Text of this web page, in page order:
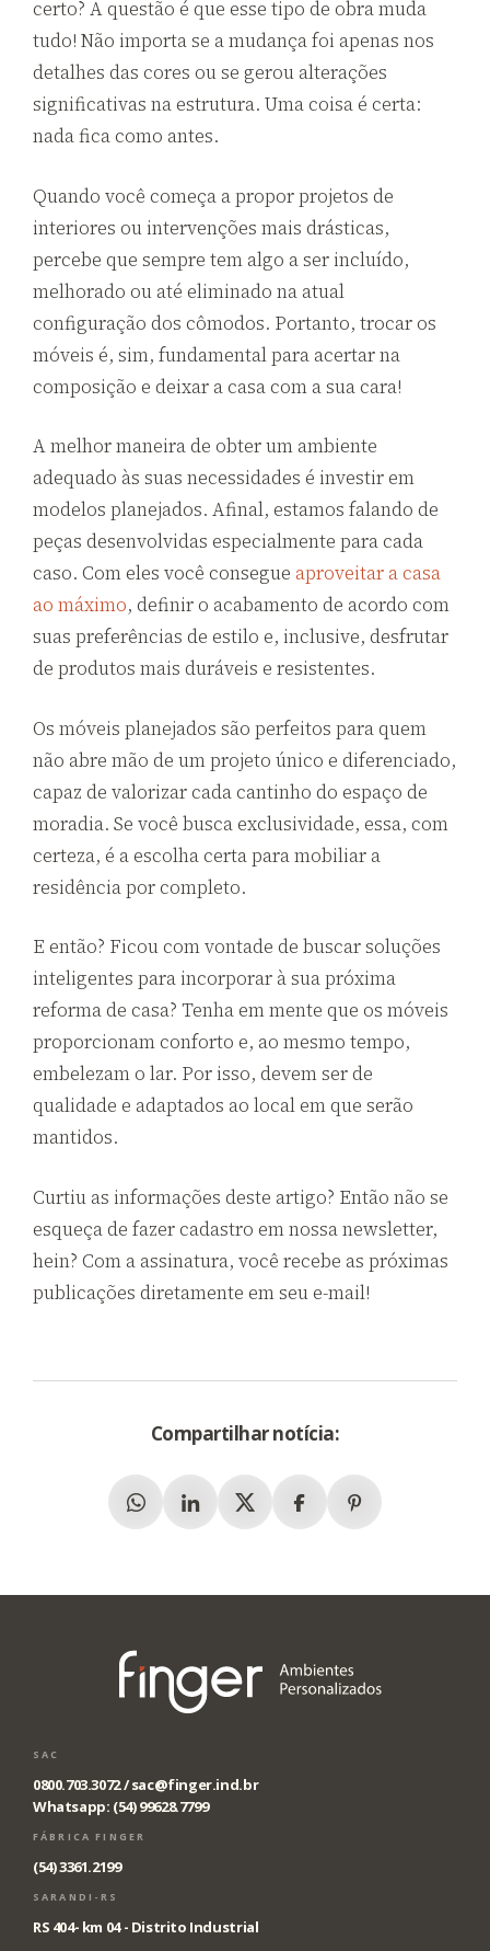
certo? A questão é que esse tipo de obra muda
tudo! Não importa se a mudança foi apenas nos
detalhes das cores ou se gerou alterações
significativas na estrutura. Uma coisa é certa:
nada fica como antes.
Quando você começa a propor projetos de
interiores ou intervenções mais drásticas,
percebe que sempre tem algo a ser incluído,
melhorado ou até eliminado na atual
configuração dos cômodos. Portanto, trocar os
móveis é, sim, fundamental para acertar na
composição e deixar a casa com a sua cara!
A melhor maneira de obter um ambiente
adequado às suas necessidades é investir em
modelos planejados. Afinal, estamos falando de
peças desenvolvidas especialmente para cada
caso. Com eles você consegue aproveitar a casa
ao máximo, definir o acabamento de acordo com
suas preferências de estilo e, inclusive, desfrutar
de produtos mais duráveis e resistentes.
Os móveis planejados são perfeitos para quem
não abre mão de um projeto único e diferenciado,
capaz de valorizar cada cantinho do espaço de
moradia. Se você busca exclusividade, essa, com
certeza, é a escolha certa para mobiliar a
residência por completo.
E então? Ficou com vontade de buscar soluções
inteligentes para incorporar à sua próxima
reforma de casa? Tenha em mente que os móveis
proporcionam conforto e, ao mesmo tempo,
embelezam o lar. Por isso, devem ser de
qualidade e adaptados ao local em que serão
mantidos.
Curtiu as informações deste artigo? Então não se
esqueça de fazer cadastro em nossa newsletter,
hein? Com a assinatura, você recebe as próximas
publicações diretamente em seu e-mail!
Compartilhar notícia:
WhatsappLinkedinX (Twitter)FacebookPinterest
SAC
0800.703.3072 /sac@finger.ind.br
Whatsapp: (54) 99628.7799
FÁBRICA FINGER
(54) 3361.2199
SARANDI-RS
RS 404- km 04 - Distrito Industrial